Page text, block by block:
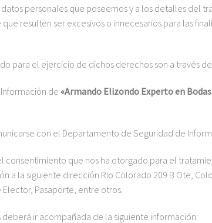
personales que poseemos y a los detalles del
resulten ser excesivos o innecesarios para las
para el ejercicio de dichos derechos son a través
de «Armando Elizondo Experto en
con el Departamento de Seguridad de
que nos ha otorgado para el
a la siguiente dirección Rio Colorado 209 B Ote,
Pasaporte, entre otros.
ir acompañada de la siguiente información: